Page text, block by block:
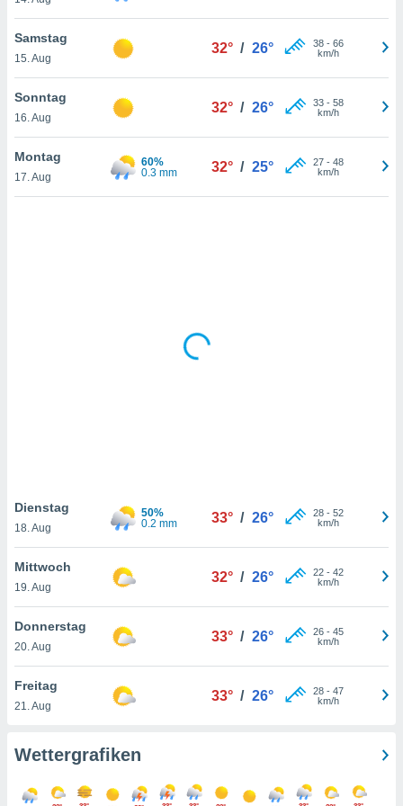
der
sind,
nicht
können
von
Sie
und
Samstag
15. Aug
32° / 26° 38- 66
km/h
Sonntag
16. Aug
32° / 26° 33- 58
km/h
Montag
17. Aug
60%
0.3 mm
32° / 25° 27- 48
km/h
Dienstag
18. Aug
50%
0.2 mm
33° / 26° 28- 52
km/h
Mittwoch
19. Aug
32° / 26° 22- 42
km/h
Donnerstag
20. Aug
33° / 26° 26- 45
km/h
Freitag
21. Aug
33° / 26° 28- 47
km/h
Wettergrafiken